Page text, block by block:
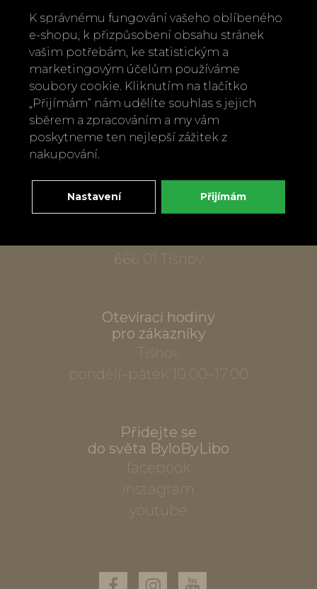
Zavolejte nám
+420 737 886 915
Napište nám
info@bylobylibo.cz
Setkejme se:
dílna, obchod
666 01 Tišnov
Otevírací hodiny
pro zákazníky
Tišnov
pondělí–pátek 10.00–17.00
Přidejte se
do světa ByloByLibo
facebook
instagram
youtube
K správnému fungování vašeho oblíbeného
e-shopu, k přizpůsobení obsahu stránek
vašim potřebám, ke statistickým a
marketingovým účelům používáme
soubory cookie. Kliknutím na tlačítko
„Přijímám“ nám udělíte souhlas s jejich
sběrem a zpracováním a my vám
poskytneme ten nejlepší zážitek z
nakupování.
Nastavení Přijímám